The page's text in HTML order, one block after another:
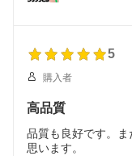
5
購入者
高品質
品質も良好です。
思います。